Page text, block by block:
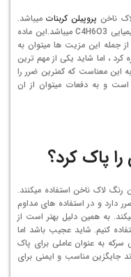
ناخن پروپیلن کربناتمیباشد.
این ماده یک حلال بدون رنگ و بو با فرمول شیمیایی C4H6O3 میباشد.این ماده
جمله این مزیت ها میتوان به
کرد ، اما شاید یکی از مهم ترین
معناست که کمترین ضرر را
و به دفعات میتوان از ان
پاک کرد؟
لاک ناخن استفاده میکنند.
دارد و در استفاده های مداوم
به همین دلیل بهتر است از
کنیم. شاید عجیب باشد اما
سرکه به عنوان عاملی برای پاک
جایگزین مناسب و ایمنی برای